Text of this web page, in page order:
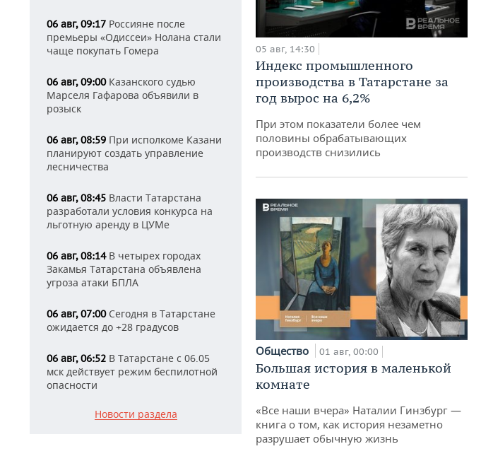
06 авг, 09:17 Россияне после
премьеры «Одиссеи» Нолана стали
чаще покупать Гомера
06 авг, 09:00Казанского судью
Марселя Гафарова объявили в
розыск
06 авг, 08:59 При исполкоме Казани
планируют создать управление
лесничества
06 авг, 08:45 Власти Татарстана
разработали условия конкурса на
льготную аренду в ЦУМе
06 авг, 08:14В четырех городах
Закамья Татарстана объявлена
угроза атаки БПЛА
06 авг, 07:00Сегодня в Татарстане
ожидается до +28 градусов
06 авг, 06:52 В Татарстане с 06.05
мск действует режим беспилотной
опасности
Новости раздела
05 авг, 14:30
Индекс промышленного
производства в Татарстане за
год вырос на 6,2%
При этом показатели более чем
половины обрабатывающих
производств снизились
Общество 01 авг, 00:00
Большая история в маленькой
комнате
«Все наши вчера» Наталии Гинзбург —
книга о том, как история незаметно
разрушает обычную жизнь